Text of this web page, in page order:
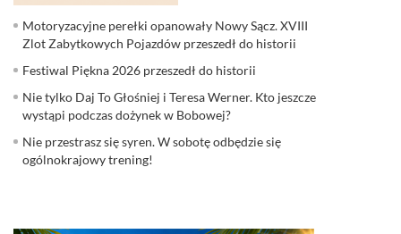
Motoryzacyjne perełki opanowały Nowy Sącz. XVIII
Zlot Zabytkowych Pojazdów przeszedł do historii
Festiwal Piękna 2026 przeszedł do historii
Nie tylko Daj To Głośniej i Teresa Werner. Kto jeszcze
wystąpi podczas dożynek w Bobowej?
Nie przestrasz się syren. W sobotę odbędzie się
ogólnokrajowy trening!